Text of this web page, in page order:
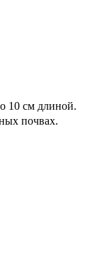
10 см длиной.
почвах.